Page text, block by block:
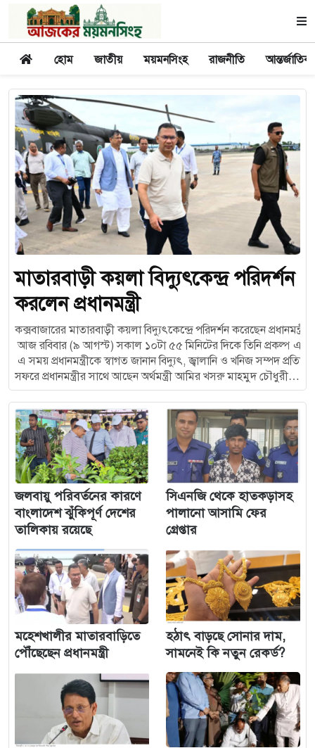
হোম জাতীয় ময়মনসিংহ রাজনীতি আন্তর্জাতিক
মাতারবাড়ী কয়লা বিদ্যুৎকেন্দ্র পরিদর্শন
করলেন প্রধানমন্ত্রী
কক্সবাজারের মাতারবাড়ী কয়লা বিদ্যুৎকেন্দ্রে পরিদর্শন করেছেন
আজ রবিবার (৯ আগস্ট) সকাল ১০টা ৫৫ মিনিটের দিকে তিনি প্রকল্প
এ সময় প্রধানমন্ত্রীকে স্বাগত জানান বিদ্যুৎ, জ্বালানি ও খনিজ সম্পদ
সফরে প্রধানমন্ত্রীর সাথে আছেন অর্থমন্ত্রী আমির খসরু মাহমুদ চৌধুরী,
প্রধানমন্ত্রীর অতিরিক্ত প্রেসসচিব আতিকুর রহমান রুমন জানান,
সেখান থেকে তিনি সাম্প্রতিক বন্যাকবলিত বাঁশখালী ও হাটহাজারী
ঘটনাস্থলে পৌঁছে প্রধানমন্ত্রী মাতারবাড়ী কয়লা বিদ্যুৎ প্রকল্প এলাকা ঘুরে
কক্সবাজারের মাতারবাড়ি পৌঁছেছেন প্রধানমন্ত্রী-২ আসনের সংসদ সদস্য
আলমগীর মুহাম্মদ মাহফুজউল্লাহ ফরিদ জানান, বৈঠক শেষে প্রধানমন্ত্রী
মাতারবাড়ীর…
জলবায়ু পরিবর্তনের কারণে
বাংলাদেশ ঝুঁকিপূর্ণ দেশের
তালিকায় রয়েছে
সিএনজি থেকে হাতকড়াসহ
পালানো আসামি ফের
গ্রেপ্তার
মহেশখালীর মাতারবাড়িতে
পৌঁছেছেন প্রধানমন্ত্রী
হঠাৎ বাড়ছে সোনার দাম,
সামনেই কি নতুন রেকর্ড?